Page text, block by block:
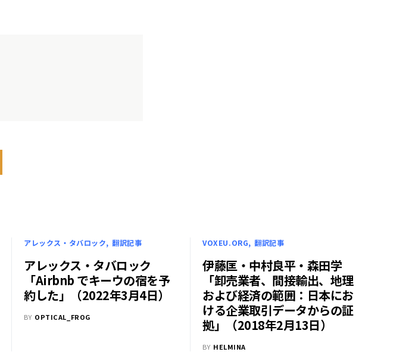
アレックス・タバロック 翻訳記事
アレックス・タバロック
「Airbnb でキーウの宿を予
約した」（2022年3月4日）
BY OPTICAL_FROG
VOXEU.ORG 翻訳記事
伊藤匡・中村良平・森田学
「卸売業者、間接輸出、地理
および経済の範囲：日本にお
ける企業取引データからの証
拠」（2018年2月13日）
BY HELMINA